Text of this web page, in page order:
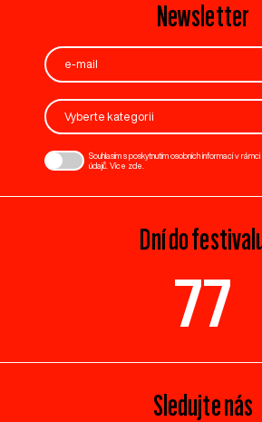
Newsletter
Vyberte kategorii
Souhlasím s poskytnutím osobních informací v
údajů. Více zde
Dní do
77
Sledujte nás